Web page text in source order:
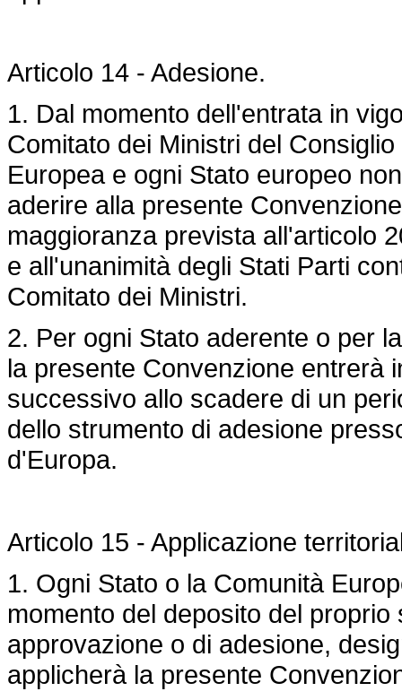
Articolo 14 - Adesione.
1. Dal momento dell'entrata in
Comitato dei Ministri del
Europea e ogni Stato europeo
aderire alla presente
maggioranza prevista all'articolo
e all'unanimità degli Stati Parti
Comitato dei Ministri.
2. Per ogni Stato aderente o per
la presente Convenzione entrerà
successivo allo scadere di un
dello strumento di adesione
d'Europa.
Articolo 15 - Applicazione
1. Ogni Stato o la Comunità
momento del deposito del
approvazione o di adesione,
applicherà la presente